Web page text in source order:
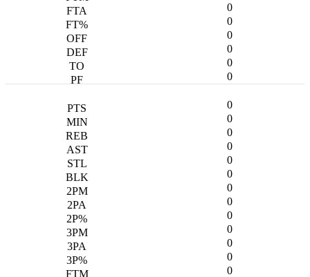
0
0
0
0
0
0
0
0
0
0
0
0
0
0
0
0
0
0
0